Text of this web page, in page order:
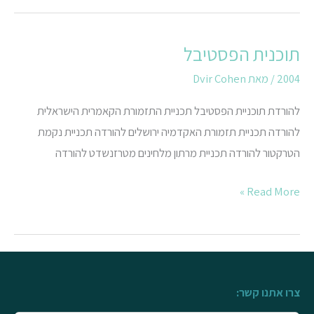
תוכנית הפסטיבל
2004/ מאתDvir Cohen
להורדת תוכניית הפסטיבל תכניית התזמורת הקאמרית הישראלית
להורדה תכניית תזמורת האקדמיה ירושלים להורדה תכניית נקמת
הטרקטור להורדה תכניית מרתון מלחינים מטרזנשדט להורדה
תוכנית
הפסטיבל
Read More »
צרו אתנו קשר: